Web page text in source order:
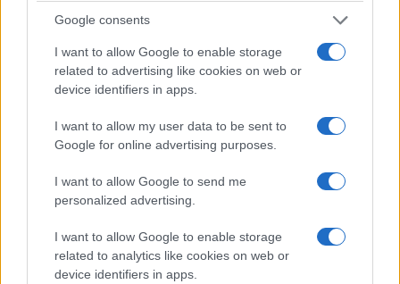
Google consents
I want to allow Google to enable storage
related to advertising like cookies on web or
device identifiers in apps.
I want to allow my user data to be sent to
Google for online advertising purposes.
I want to allow Google to send me
personalized advertising.
I want to allow Google to enable storage
related to analytics like cookies on web or
device identifiers in apps.
Σωτήρος στην Ιερά
(φωτογραφίες)
6 Αυγούστου 2026, 8:02 μμ
στοχεύει μόνο το
προκαλεί τη νόσο